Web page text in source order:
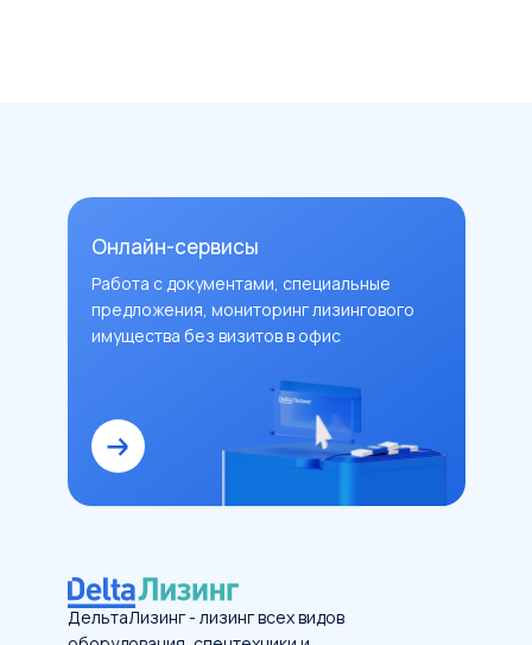
Онлайн-сервисы
Работа с документами, специальные
предложения, мониторинг лизингового
имущества без визитов в офис
ДельтаЛизинг - лизинг всех видов